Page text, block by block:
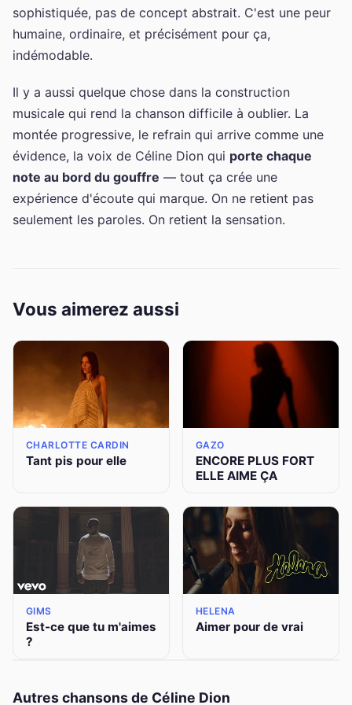
sophistiquée, pas de concept abstrait. C'est une peur
humaine, ordinaire, et précisément pour ça,
indémodable.
Il y a aussi quelque chose dans la construction
musicale qui rend la chanson difficile à oublier. La
montée progressive, le refrain qui arrive comme une
évidence, la voix de Céline Dion qui porte chaque
note au bord du gouffre — tout ça crée une
expérience d'écoute qui marque. On ne retient pas
seulement les paroles. On retient la sensation.
Vous aimerez aussi
CHARLOTTE CARDIN
Tant pis pour elle
GAZO
ENCORE PLUS FORT
ELLE AIME ÇA
GIMS
Est-ce que tu m'aimes
?
HELENA
Aimer pour de vrai
Autres chansons de Céline Dion